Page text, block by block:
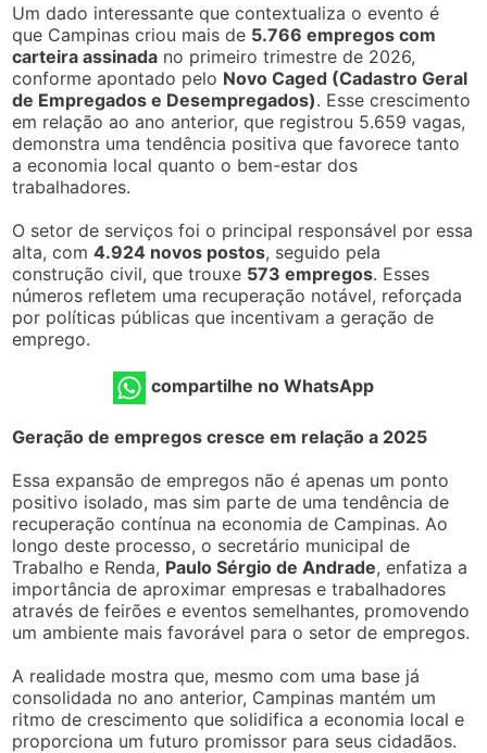
Um dado interessante que contextualiza o evento é
que Campinas criou mais de 5.766 empregos com
carteira assinada no primeiro trimestre de 2026,
conforme apontado pelo Novo Caged (Cadastro Geral
de Empregados e Desempregados). Esse crescimento
em relação ao ano anterior, que registrou 5.659 vagas,
demonstra uma tendência positiva que favorece tanto
a economia local quanto o bem-estar dos
trabalhadores.
O setor de serviços foi o principal responsável por essa
alta, com4.924 novos postos, seguido pela
construção civil, que trouxe 573 empregos. Esses
números refletem uma recuperação notável, reforçada
por políticas públicas que incentivam a geração de
emprego.
compartilhe no WhatsApp
Geração de empregos cresce em relação a 2025
Essa expansão de empregos não é apenas um ponto
positivo isolado, mas sim parte de uma tendência de
recuperação contínua na economia de Campinas. Ao
longo deste processo, o secretário municipal de
Trabalho e Renda, Paulo Sérgio de Andrade, enfatiza a
importância de aproximar empresas e trabalhadores
através de feirões e eventos semelhantes, promovendo
um ambiente mais favorável para o setor de empregos.
A realidade mostra que, mesmo com uma base já
consolidada no ano anterior, Campinas mantém um
ritmo de crescimento que solidifica a economia local e
proporciona um futuro promissor para seus cidadãos.